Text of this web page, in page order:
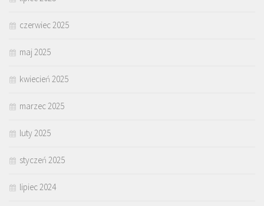
czerwiec 2025
maj 2025
kwiecień 2025
marzec 2025
luty 2025
styczeń 2025
lipiec 2024